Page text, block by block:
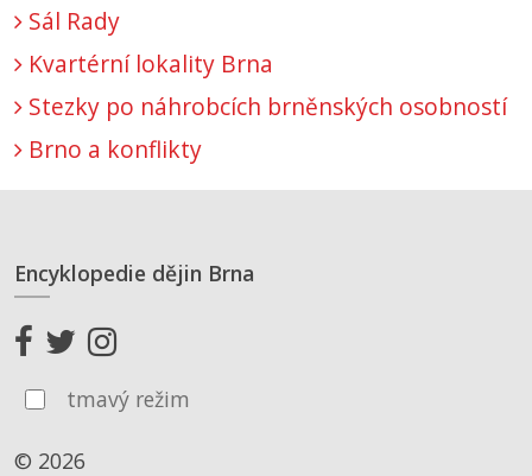
Sál Rady
Kvartérní lokality Brna
Stezky po náhrobcích brněnských osobností
Brno a konflikty
Encyklopedie dějin Brna
tmavý režim
© 2026